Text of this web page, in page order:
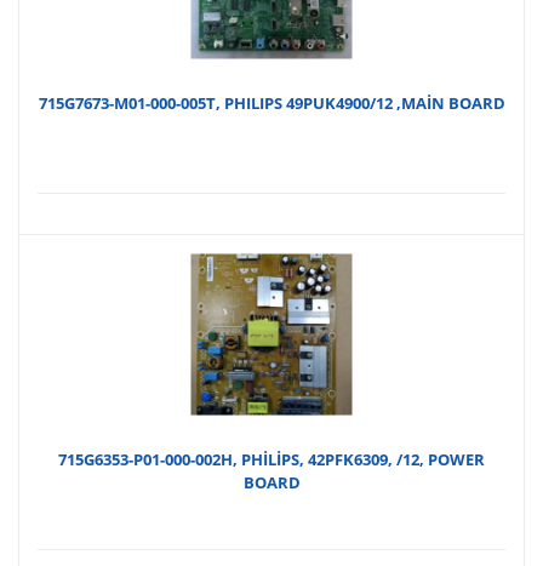
715G7673-M01-000-005T, PHILIPS 49PUK4900/12 ,MAİN BOARD
715G6353-P01-000-002H, PHİLİPS, 42PFK6309, /12, POWER
BOARD